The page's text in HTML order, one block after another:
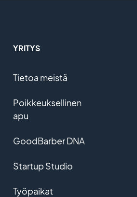
YRITYS
Tietoa meistä
Poikkeuksellinen
apu
GoodBarber DNA
Startup Studio
Työpaikat